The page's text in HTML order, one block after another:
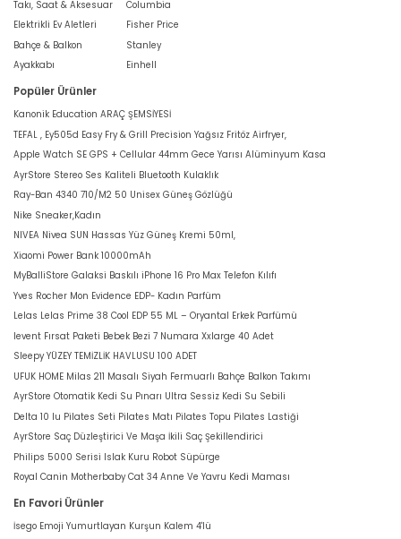
Takı, Saat & Aksesuar
Elektrikli Ev Aletleri
Bahçe & Balkon
Ayakkabı
Columbia
Fisher Price
Stanley
Einhell
Popüler Ürünler
Kanonik Education ARAÇ ŞEMSİYESİ
TEFAL , Ey505d Easy Fry & Grill Precision Yağsız Fritöz Airfryer,
Apple Watch SE GPS + Cellular 44mm Gece Yarısı Alüminyum Kasa
AyrStore Stereo Ses Kaliteli Bluetooth Kulaklık
Ray-Ban 4340 710/M2 50 Unisex Güneş Gözlüğü
Nike Sneaker,Kadın
NIVEA Nivea SUN Hassas Yüz Güneş Kremi 50ml,
Xiaomi Power Bank 10000mAh
MyBalliStore Galaksi Baskılı iPhone 16 Pro Max Telefon Kılıfı
Yves Rocher Mon Evidence EDP- Kadın Parfüm
Lelas Lelas Prime 38 Cool EDP 55 ML – Oryantal Erkek Parfümü
levent Fırsat Paketi Bebek Bezi 7 Numara Xxlarge 40 Adet
Sleepy YÜZEY TEMİZLİK HAVLUSU 100 ADET
UFUK HOME Milas 211 Masalı Siyah Fermuarlı Bahçe Balkon Takımı
AyrStore Otomatik Kedi Su Pınarı Ultra Sessiz Kedi Su Sebili
Delta 10 lu Pilates Seti Pilates Matı Pilates Topu Pilates Lastiği
AyrStore Saç Düzleştirici Ve Maşa İkili Saç Şekillendirici
Philips 5000 Serisi Islak Kuru Robot Süpürge
Royal Canin Motherbaby Cat 34 Anne Ve Yavru Kedi Maması
En Favori Ürünler
İsego Emoji Yumurtlayan Kurşun Kalem 4'lü